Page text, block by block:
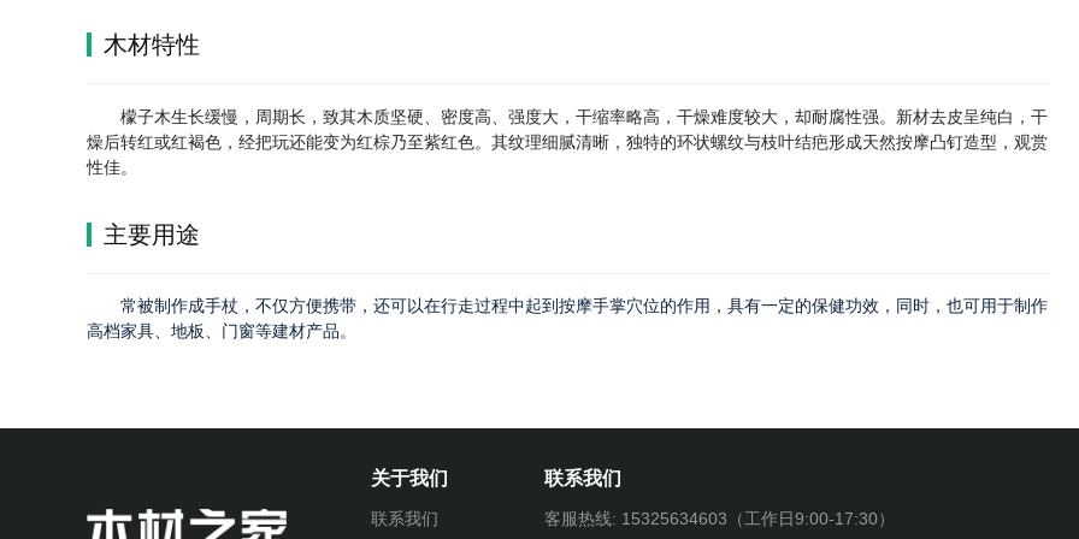
木材特性
檬子木生长缓慢，周期长，致其木质坚硬、密度高、强度大，干缩率略高，干燥难度较大，却耐腐性强。新材去皮呈纯白，干
燥后转红或红褐色，经把玩还能变为红棕乃至紫红色。其纹理细腻清晰，独特的环状螺纹与枝叶结疤形成天然按摩凸钉造型，观赏
性佳。
主要用途
常被制作成手杖，不仅方便携带，还可以在行走过程中起到按摩手掌穴位的作用，具有一定的保健功效，同时，也可用于制作
高档家具、地板、门窗等建材产品。
关于我们
联系我们
联系我们
客服热线: 15325634603（工作日9:00-17:30）